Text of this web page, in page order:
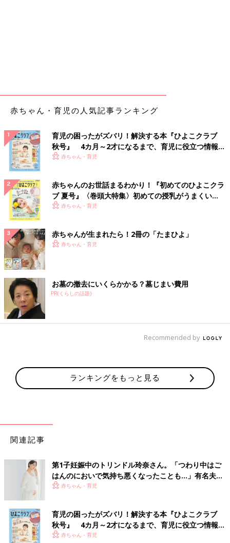
“切迫早産”傾向だったため、上の子との遊び相手も
第2子妊娠後期、“切迫早産”傾向になってしまった私は、産休に
入ってからも、家で安静にして過ごさなければなりませんでし
た。
上の子は4歳でとても活発。休みの日は公園に行って走り回らな
いと気が済まないタイプでしたが、私は遊び相手ができませんで
した。
そんなときがんばってくれたのも夫でした。旅行業界に勤めてい
る夫は、そのころちょうど多忙なシーズン。毎日仕事が忙しく疲
れているなか、休みの日には、上の子を連れでさまざまなところ
へ出かけてくれました。公園以外にも、動物園や水族館、博物館
などに連れて行ってくれ、上の子も大満足でした。
第2子出産後は上の子の面倒や家事すべてこなす
出産後の入院中は、上の子の寝かしつけや保育園の送迎をこなし
は必ず絵本を読んで寝るという生活をしていた上の子。
しかし、第2子出産を機に、夫と一緒に時間を過ごすことが多く
退院後に自宅へ帰った後、上の子は夫にすっかりなついていて、
■その他のママライター体験談はこちら
私の夫はかなり几帳面な性格で、それが原因でぶつかり、結婚を
後悔したことも多々ありました。が…、第2子妊娠後は夫のその
几帳面さに感謝することができるようになり、ぶつかることはほ
とんどなくなっていました。第2子の出産を機に、上の子がパパ
に以前よりさらになつくようになり、一緒に寝てくれるようにな
ったこともありがたかったです。紆余曲折あったけれど、今で
赤ちゃん・育児の人気記事ランキング
育児の困ったがズバリ！解決する本『ひよこクラブ
秋号』 4カ月～2才になるまで、育児に役立つ情報が
いっぱい！
赤ちゃん・育児
赤ちゃんのお世話まるわかり！『初めてのひよこクラ
ブ 夏号』〈巻頭大特集〉初めての授乳がうまくい
く！ おっぱい・ミルクの基本と夏のトラブル 解決テ
赤ちゃん・育児
赤ちゃんが生まれたら！2冊の「たまひよ」
赤ちゃん・育児
お墓の撤去にいくらかかる？墓じまい費用
PR(くらしの話題)
Recommended by
ランキングをもっと見る
関連記事
第1子妊娠中のトリンドル玲奈さん。「つわり中はご
はんのにおいで気持ち悪くなったことも…」有名夫婦
のYouTubeから学んだ夫がつわり中にしたことと
赤ちゃん・育児
育児の困ったがズバリ！解決する本『ひよこクラブ
秋号』 4カ月～2才になるまで、育児に役立つ情報が
いっぱい！
赤ちゃん・育児